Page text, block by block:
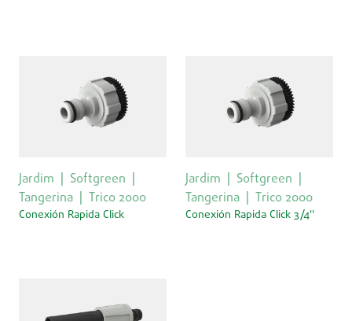
Jardim
Softgreen
Tangerina
Trico 2000
Conexión Rapida Click
Jardim
Softgreen
Tangerina
Trico 2000
Conexión Rapida Click 3/4''